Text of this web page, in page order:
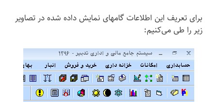
برای تعریف این اطلاعات گامهای نمایش داده شده در تصاویر
زیر را طی می‌کنیم: